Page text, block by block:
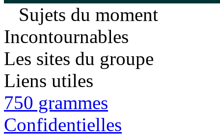
Sujets du moment
Incontournables
Les sites du groupe
Liens utiles
750 grammes
Confidentielles